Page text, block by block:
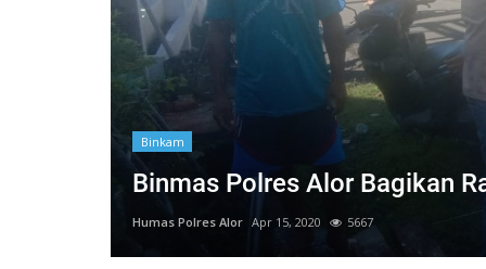
Binkam
Binmas Polres Alor Bagikan
Humas Polres Alor Apr 15, 2020 5667